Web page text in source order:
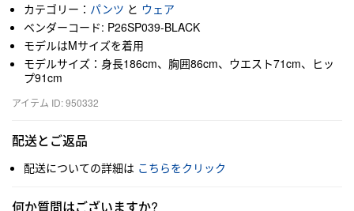
カテゴリー： パンツ と ウェア
ベンダーコード: P26SP039-BLACK
モデルはMサイズを着用
モデルサイズ：身長186cm、胸囲86cm、ウエスト71cm、ヒッ
プ91cm
アイテム ID: 950332
配送とご返品
配送についての詳細は こちらをクリック
何か質問はございますか?